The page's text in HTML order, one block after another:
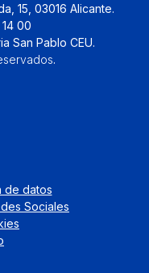
15, 03016 Alicante.
00
San Pablo CEU.
.
de datos
Sociales